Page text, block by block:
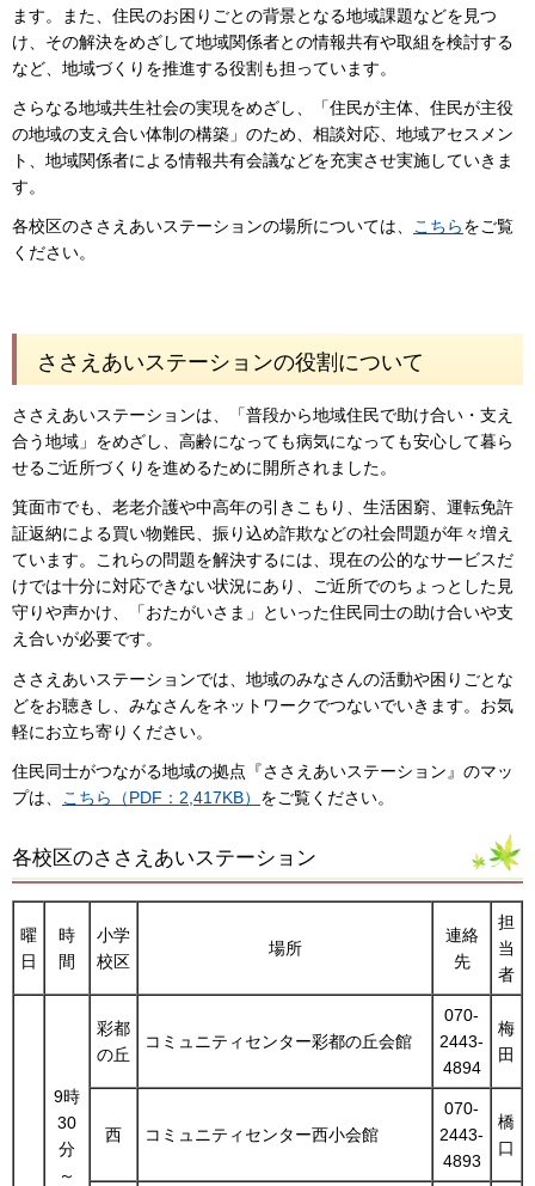
ます。また、住民のお困りごとの背景となる地域課題などを見つ
け、その解決をめざして地域関係者との情報共有や取組を検討する
など、地域づくりを推進する役割も担っています。
さらなる地域共生社会の実現をめざし、「住民が主体、住民が主役
の地域の支え合い体制の構築」のため、相談対応、地域アセスメン
ト、地域関係者による情報共有会議などを充実させ実施していきま
す。
各校区のささえあいステーションの場所については、 こちらをご覧
ください。
ささえあいステーションの役割について
ささえあいステーションは、「普段から地域住民で助け合い・支え
合う地域」をめざし、高齢になっても病気になっても安心して暮ら
せるご近所づくりを進めるために開所されました。
箕面市でも、老老介護や中高年の引きこもり、生活困窮、運転免許
証返納による買い物難民、振り込め詐欺などの社会問題が年々増え
ています。これらの問題を解決するには、現在の公的なサービスだ
けでは十分に対応できない状況にあり、ご近所でのちょっとした見
守りや声かけ、「おたがいさま」といった住民同士の助け合いや支
え合いが必要です。
ささえあいステーションでは、地域のみなさんの活動や困りごとな
どをお聴きし、みなさんをネットワークでつないでいきます。お気
軽にお立ち寄りください。
住民同士がつながる地域の拠点『ささえあいステーション』のマッ
プは、
こちら（PDF：2,417KB） をご覧ください。
各校区のささえあいステーション
曜
日
時
間
小学
校区
場所
連絡
先
担
当
者
9時
30
分
～
彩都
の丘
コミュニティセンター彩都の丘会館
070-
2443-
4894
梅
田
西 コミュニティセンター西小会館
070-
2443-
4893
橋
口